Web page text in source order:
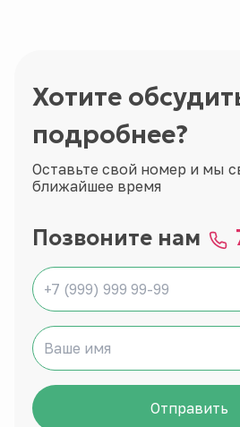
Хотите
подробнее?
Оставьте свой номер и мы
ближайшее время
Позвоните нам
Отправить